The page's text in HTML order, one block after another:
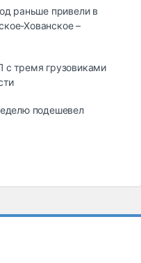
раньше привели в
Хованское –
с тремя грузовиками
подешевел